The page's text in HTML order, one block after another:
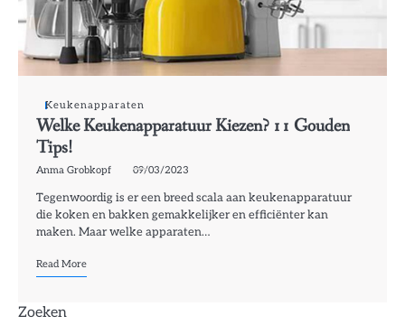
Keukenapparaten
Welke Keukenapparatuur Kiezen? 11 Gouden
Tips!
Anma Grobkopf 09/03/2023
Tegenwoordig is er een breed scala aan keukenapparatuur
die koken en bakken gemakkelijker en efficiënter kan
maken. Maar welke apparaten…
Read More
Zoeken